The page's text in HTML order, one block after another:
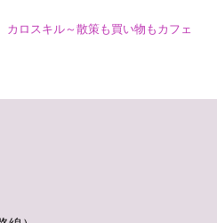
カロスキル～散策も買い物もカフェ